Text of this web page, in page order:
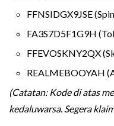
FFNSIDGX9JSE
FA3S7D5F1G9H
FFEVOSKNY2QX
REALMEBOOYAH
(Catatan: Kode di atas
kedaluwarsa. Segera